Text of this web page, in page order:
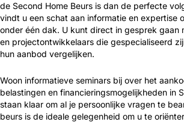
de Second Home Beurs is dan de perfecte
vindt u een schat aan informatie en expertise
onder één dak. U kunt direct in gesprek gaan
en projectontwikkelaars die gespecialiseerd
hun aanbod vergelijken.
Woon informatieve seminars bij over het
belastingen en financieringsmogelijkheden in
staan klaar om al je persoonlijke vragen te
beurs is de ideale gelegenheid om u te